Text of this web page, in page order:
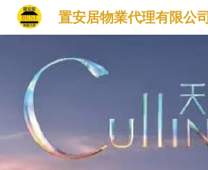
置安居物業代理有限公司